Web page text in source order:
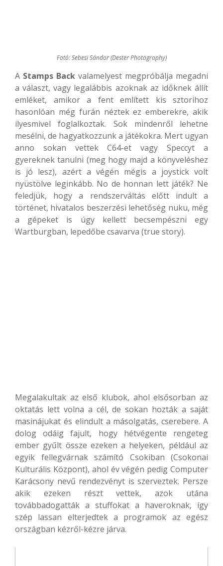
Fotó: Sebesi Sándor (Dester Photography)
A Stamps Back valamelyest megpróbálja megadni
a választ, vagy legalábbis azoknak az időknek állít
emléket, amikor a fent említett kis sztorihoz
hasonlóan még furán néztek ez emberekre, akik
ilyesmivel foglalkoztak. Sok mindenről lehetne
mesélni, de hagyatkozzunk a játékokra. Mert ugyan
anno sokan vettek C64-et vagy Speccyt a
gyereknek tanulni (meg hogy majd a könyveléshez
is jó lesz), azért a végén mégis a joystick volt
nyüstölve leginkább. No de honnan lett játék? Ne
feledjük, hogy a rendszerváltás előtt indult a
történet, hivatalos beszerzési lehetőség nuku, még
a gépeket is úgy kellett becsempészni egy
Wartburgban, lepedőbe csavarva (true story).
Megalakultak az első klubok, ahol elsősorban az
oktatás lett volna a cél, de sokan hozták a saját
masinájukat és elindult a másolgatás, cserebere. A
dolog odáig fajult, hogy hétvégente rengeteg
ember gyűlt össze ezeken a helyeken, például az
egyik fellegvárnak számító Csokiban (Csokonai
Kulturális Központ), ahol év végén pedig Computer
Karácsony nevű rendezvényt is szerveztek. Persze
akik ezeken részt vettek, azok utána
továbbadogatták a stuffokat a haveroknak, így
szép lassan elterjedtek a programok az egész
országban kézről-kézre járva.